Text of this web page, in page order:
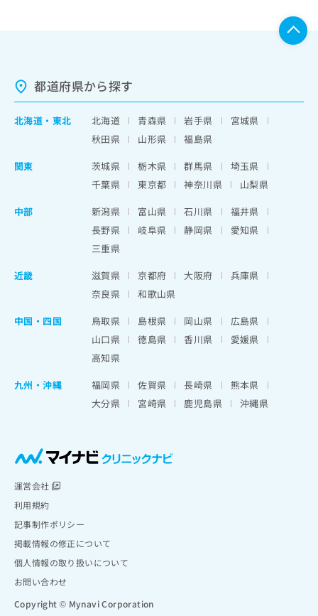
都道府県から探す
北海道 ・ 東北 北海道 青森県 岩手県
宮城県
秋田県
山形県
福島県
関東
茨城県 栃木県 群馬県
埼玉県
千葉県
東京都 神奈川県
山梨県
中部
新潟県 富山県 石川県
福井県
長野県
岐阜県 静岡県
愛知県
三重県
近畿
滋賀県 京都府 大阪府
兵庫県
奈良県
和歌山県
中国・四国
鳥取県 島根県 岡山県
広島県
山口県
徳島県 香川県
愛媛県
高知県
九州・沖縄
福岡県 佐賀県 長崎県
熊本県
大分県
宮崎県 鹿児島県 沖縄県
運営会社
利用規約
記事制作ポリシー
掲載情報の修正について
個人情報の取り扱いについて
お問い合わせ
Copyright © Mynavi Corporation